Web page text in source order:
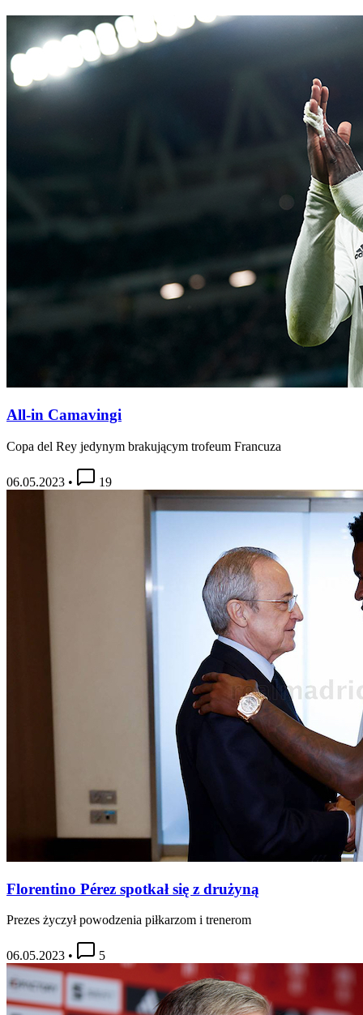
All-in Camavingi
Copa del Rey jedynym brakującym trofeum Francuza
06.05.2023 • 19
Florentino Pérez spotkał się z drużyną
Prezes życzył powodzenia piłkarzom i trenerom
06.05.2023 • 5